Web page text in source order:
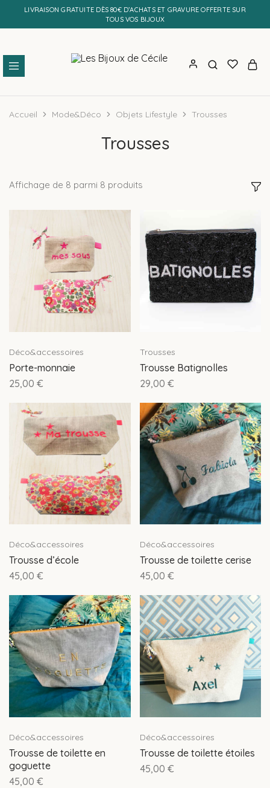
LIVRAISON GRATUITE DÈS 80€ D’ACHATS ET GRAVURE OFFERTE SUR
TOUS VOS BIJOUX
Les
de
Bijoux
et
Accueil Mode&Déco Objets Lifestyle Trousses
Trousses
Affichage de 8 parmi 8 produits
Déco&accessoires
Porte-monnaie
25,00 €
Trousses
Trousse Batignolles
29,00 €
Déco&accessoires
Trousse d’école
45,00 €
Déco&accessoires
Trousse de toilette cerise
45,00 €
Déco&accessoires
Trousse de toilette en
goguette
45,00 €
Déco&accessoires
Trousse de toilette étoiles
45,00 €